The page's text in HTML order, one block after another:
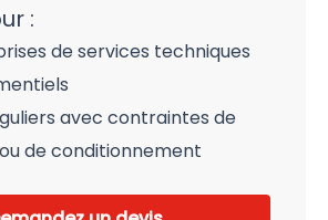
:
de services techniques
avec contraintes de
de conditionnement